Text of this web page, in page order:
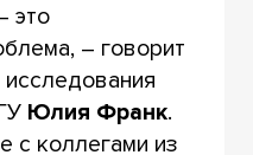
это
– говорит
Юлия Франк.
с коллегами из